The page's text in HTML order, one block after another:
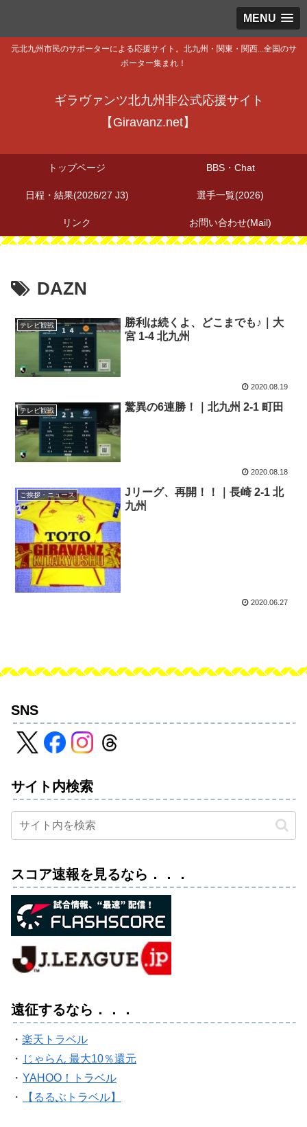
MENU
元北九州市民のサポーターによる応援サイト。北九州・関東・関西...全国のサ
ポーター集まれ！
ギラヴァンツ北九州非公式応援サイト
【Giravanz.net】
トップページ BBS・Chat
日程・結果(2026/27 J3) 選手一覧(2026)
リンク お問い合わせ(Mail)
DAZN
テレビ観戦
勝利は続くよ、どこまでも♪｜大
宮 1-4 北九州
2020.08.19
テレビ観戦 驚異の6連勝！｜北九州 2-1 町田
2020.08.18
ご挨拶・ニュース
Jリーグ、再開！！｜長崎 2-1 北
九州
2020.06.27
SNS
サイト内検索
スコア速報を見るなら．．．
遠征するなら．．．
・ 楽天トラベル
・ じゃらん 最大10％還元
・ YAHOO！トラベル
・
【るるぶトラベル】